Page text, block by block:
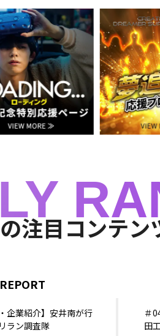
ROADING
注目コンテン
REPORT
企業紹介】安井南が行
ラン調査隊
＃
田